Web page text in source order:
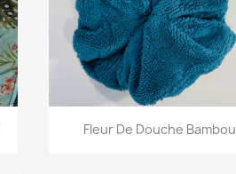
Aperçu rapide
Fleur De Douche Bambou